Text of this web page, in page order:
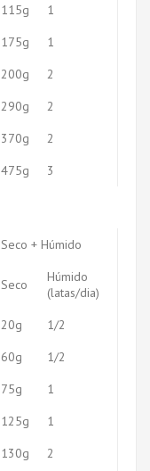
115g
1
175g
1
200g
2
290g
2
370g
2
475g 3
Seco + Húmido
Seco
Húmido
(latas/dia)
20g
1/2
60g
1/2
75g
1
125g
1
130g
2